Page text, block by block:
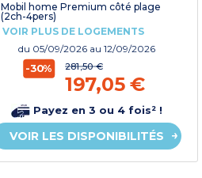
Mobil home Premium côté plage
(2ch-4pers)
VOIR PLUS DE LOGEMENTS
du 05/09/2026 au 12/09/2026
-30% 281,50 €
197,05 €
Payez en 3 ou 4 fois² !
VOIR LES DISPONIBILITÉS